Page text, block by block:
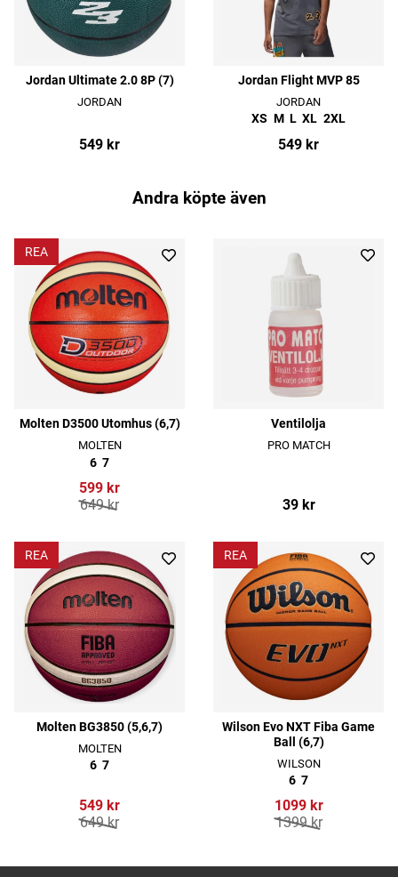
Jordan Ultimate 2.0 8P (7)
JORDAN
549 kr
Jordan Flight MVP 85
JORDAN
XS M L XL 2XL
549 kr
Andra köpte även
REA
Molten D3500 Utomhus (6,7)
MOLTEN
6 7
599 kr
649 kr
Ventilolja
PRO MATCH
39 kr
REA
Molten BG3850 (5,6,7)
MOLTEN
6 7
549 kr
649 kr
REA
Wilson Evo NXT Fiba Game
Ball (6,7)
WILSON
6 7
1099 kr
1399 kr